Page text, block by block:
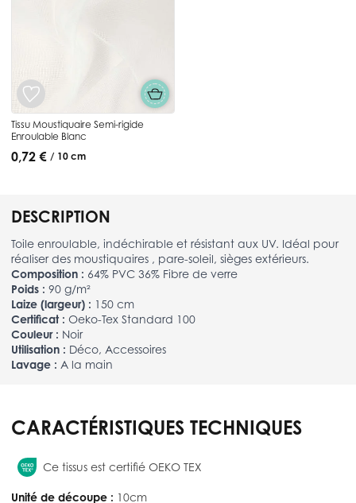
DESCRIPTION
Toile enroulable, indéchirable et résistant aux UV. Idéal pour
réaliser des moustiquaires , pare-soleil, sièges extérieurs.
Composition : 64% PVC 36% Fibre de verre
Poids : 90 g/m²
Laize (largeur) : 150 cm
Certificat : Oeko-Tex Standard 100
Couleur : Noir
Utilisation : Déco, Accessoires
Lavage : A la main
Tissu Moustiquaire Semi-rigide
Enroulable Blanc
0,72 € / 10 cm
CARACTÉRISTIQUES TECHNIQUES
Ce tissus est certifié OEKO TEX
Unité de découpe : 10cm